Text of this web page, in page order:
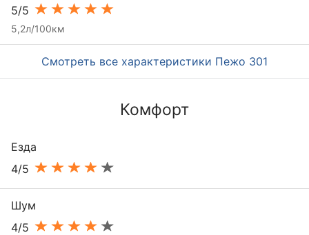
5/5
5,2л/100км
Смотреть все характеристики Пежо 301
Комфорт
Езда
4/5
Шум
4/5